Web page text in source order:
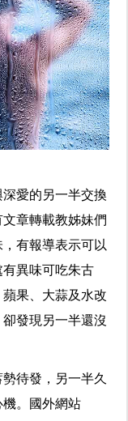
愛的另一半交換
章轉載教姊妹們
有報導表示可以
異味可吃朱古
果、大蒜及水改
發現另一半還沒
待發，另一半久
。國外網站